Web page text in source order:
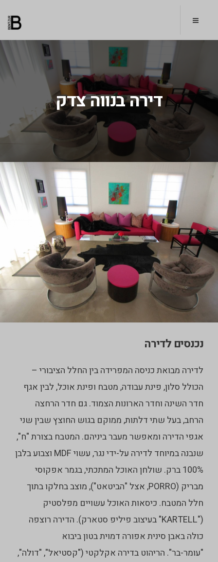
דירה בנווה צדק
נכנסים לדירה
לדירה מבואת כניסה המפרידה בין החלל הציבורי –
הכולל סלון, פינת עבודה, מטבח ופינת אוכל, לבין אגף
חדר השינה וחדר הארונות הצמוד. גם חדר הרחצה
הרחב, בעל שתי דלתות, ממוקם בגוש החוצץ שבין שני
אגפי הדירה ומאפשר מעבר ביניהם. המטבח בצורת "ח",
שנבנה במיוחד לדירה על-ידי נגר, עשוי MDF וצבוע בלבן
100% ברק. שולחן האוכל המתכתי, בגמר אפקוסי
מבריק (PORRO, אצל "הביטאט"), מוצב בחלקו בתוך
חלל המטבח. כיסאות האוכל עשויים מפלסטיק
("KARTELL" בעיצוב פיליפ סטארק). הדירה רוצפה
כולה באבן סינית אפורה דמוית בטון ביבוא
"עומר-בר". הריהוט בדירה אקלקטי ("קסטיאל", "דולה",